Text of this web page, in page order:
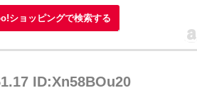
ショッピングで検索する
ID:Xn58BOu20